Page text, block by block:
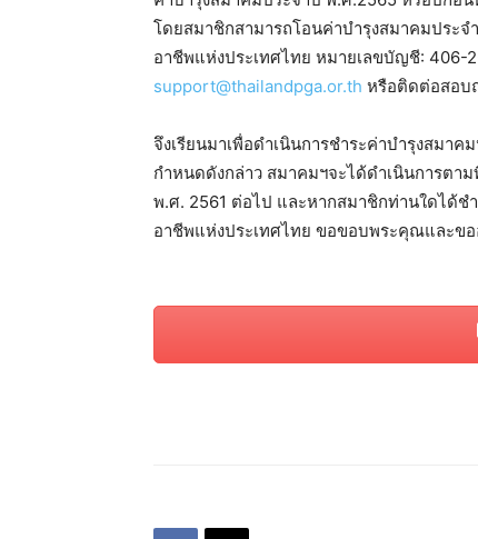
โดยสมาชิกสามารถโอนค่าบำรุงสมาคมปร
อาชีพแห่งประเทศไทย หมายเลขบัญชี: 406-
support@thailandpga.or.th หรือติดต่อสอบ
จึงเรียนมาเพื่อดำเนินการชำระค่าบำรุงสมา
กำหนดดังกล่าว สมาคมฯจะได้ดำเนินการต
พ.ศ. 2561 ต่อไป และหากสมาชิกท่านใดได้ช
อาชีพแห่งประเทศไทย ขอขอบพระคุณและข